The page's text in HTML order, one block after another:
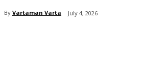
By Vartaman Varta July 4, 2026